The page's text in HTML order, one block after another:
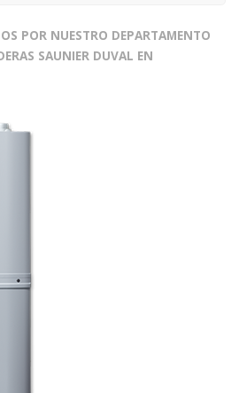
POR NUESTRO DEPARTAMENTO
SAUNIER DUVAL EN